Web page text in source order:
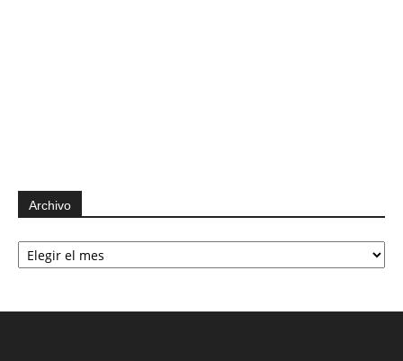
Archivo
Archivo